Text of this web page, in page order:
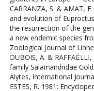
CARRANZA, S. & AMAT,
and evolution of
the resurrection of the
a new endemic species
Zoological Journal of
DUBOIS, A. &
family Salamandridae
Alytes, International
ESTES, R. 1981: